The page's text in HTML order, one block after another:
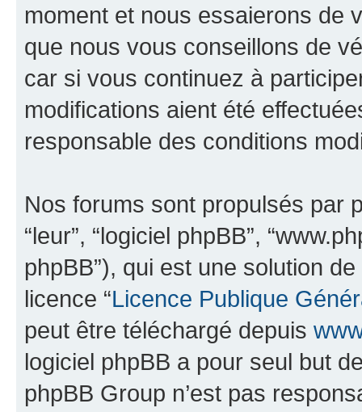
moment et nous essaierons de
que nous vous conseillons de
car si vous continuez à
modifications aient été
responsable des conditions
Nos forums sont propulsés par
“leur”, “logiciel phpBB”,
phpBB”), qui est une solution
licence “Licence Publique
peut être téléchargé depuis
logiciel phpBB a pour seul but
phpBB Group n’est pas